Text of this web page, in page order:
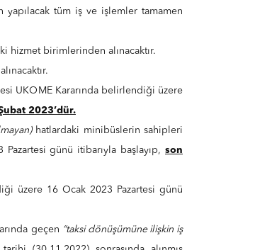
yapılacak tüm iş ve işlemler tamamen
hizmet birimlerinden alınacaktır.
UKOME Kararında belirlendiği üzere
2023’dür.
hatlardaki minibüslerin sahipleri
günü itibarıyla başlayıp, son
üzere 16 Ocak 2023 Pazartesi günü
geçen “taksi dönüşümüne ilişkin iş